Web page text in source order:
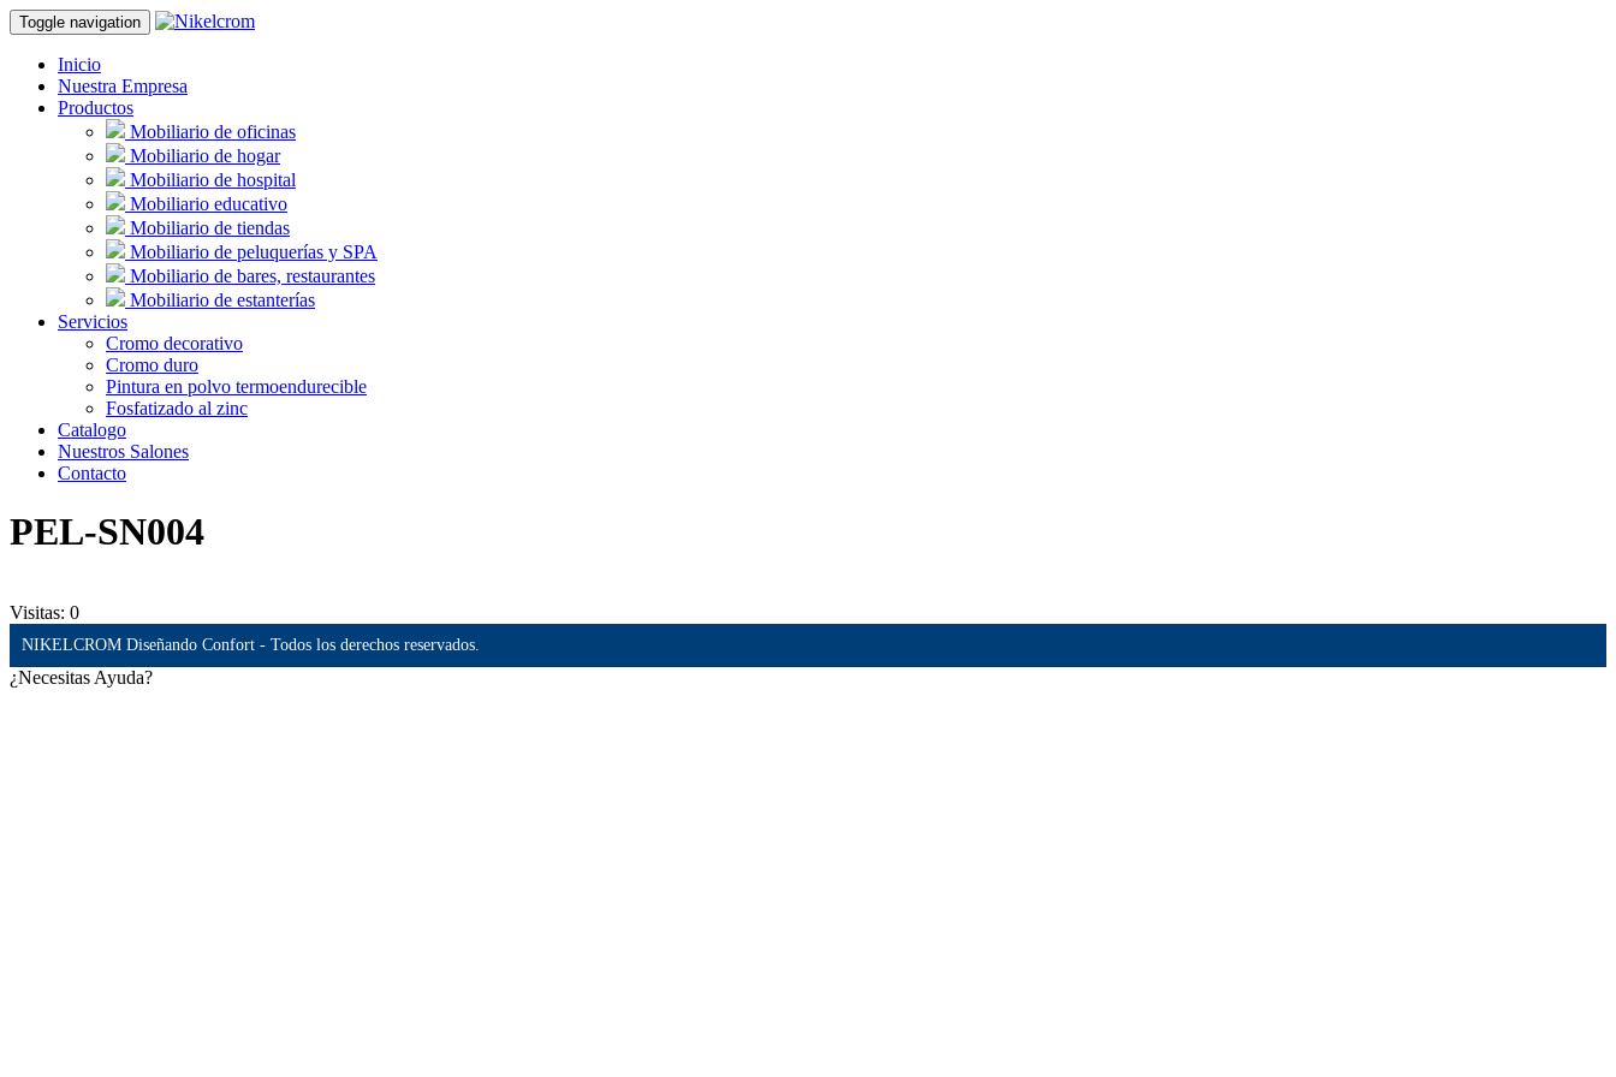
Toggle navigation
Inicio
Nuestra Empresa
Productos
Mobiliario de oficinas
Mobiliario de hogar
Mobiliario de hospital
Mobiliario educativo
Mobiliario de tiendas
Mobiliario de peluquerías y SPA
Mobiliario de bares, restaurantes
Mobiliario de estanterías
Servicios
Cromo decorativo
Cromo duro
Pintura en polvo termoendurecible
Fosfatizado al zinc
Catalogo
Nuestros Salones
Contacto
PEL-SN004
Visitas: 0
NIKELCROM Diseñando Confort - Todos los derechos reservados.
¿Necesitas Ayuda?